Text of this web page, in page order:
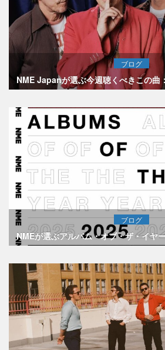
ブログ
NME Japanが選ぶ今週聴くべきこの曲
ブログ
NMEが選ぶアルバム・オブ・ザ・イヤ